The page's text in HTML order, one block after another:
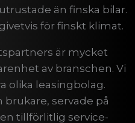
än finska bilar.
för finskt klimat.
är mycket
av branschen. Vi
olika leasingbolag.
brukare, servade på
tillförlitlig service-